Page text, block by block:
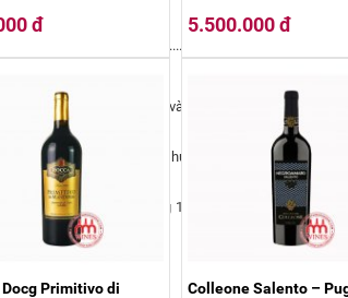
trong thùng gỗ sồi Pháp và Mỹ 7 tháng rồi sau đó
nàn xen kẽ một ít hương quế thơm nồng và
ướp trong xô đá khoảng 10-15 phút và 30 phút
đ 5.500.000 đ
Docg Primitivo di
Colleone Salento –